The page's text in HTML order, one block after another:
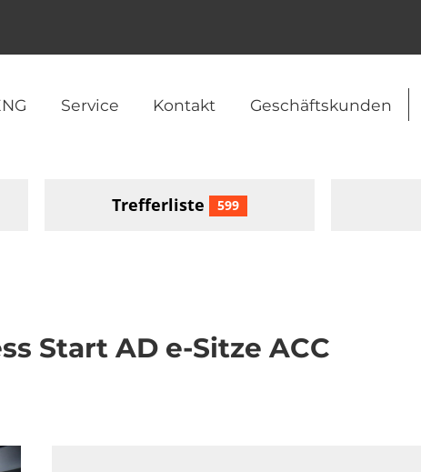
Service Kontakt Geschäftskunden
Trefferliste 599
Start AD e-Sitze ACC